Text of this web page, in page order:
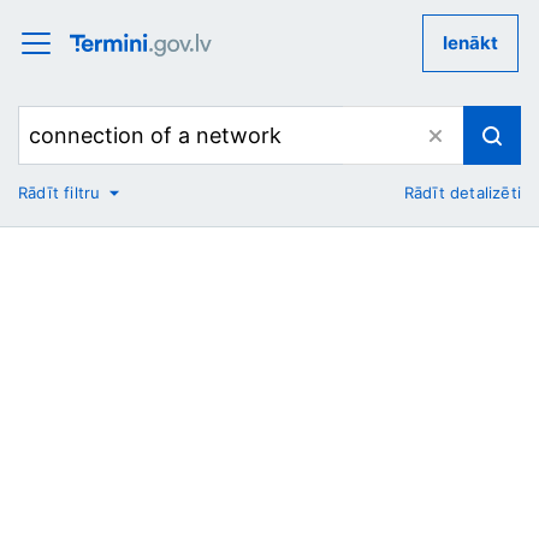
Ienākt
No
Rādīt filtru Rādīt detalizēti